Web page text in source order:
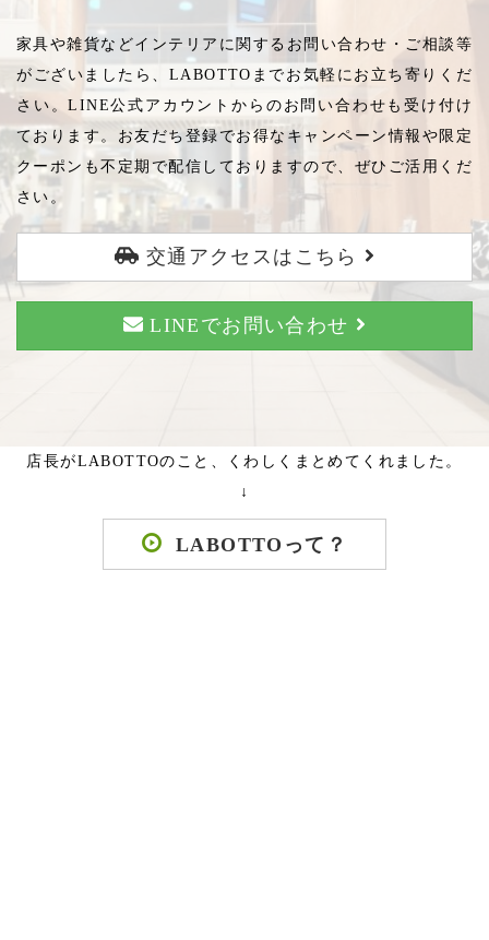
家具や雑貨などインテリアに関するお問い合わせ・ご相談等
がございましたら、LABOTTOまでお気軽にお立ち寄りくだ
さい。LINE公式アカウントからのお問い合わせも受け付け
ております。お友だち登録でお得なキャンペーン情報や限定
クーポンも不定期で配信しておりますので、ぜひご活用くだ
さい。
交通アクセスはこちら
LINEでお問い合わせ
店長がLABOTTOのこと、くわしくまとめてくれました。
↓
LABOTTOって？